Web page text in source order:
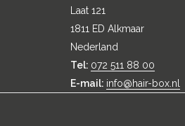
Laat 121
1811 ED Alkmaar
Nederland
Tel: 072 511 88 00
E-mail: info@hair-box.nl